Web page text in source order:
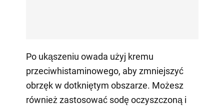
Po ukąszeniu owada użyj kremu
przeciwhistaminowego, aby zmniejszyć
obrzęk w dotkniętym obszarze. Możesz
również zastosować sodę oczyszczoną i